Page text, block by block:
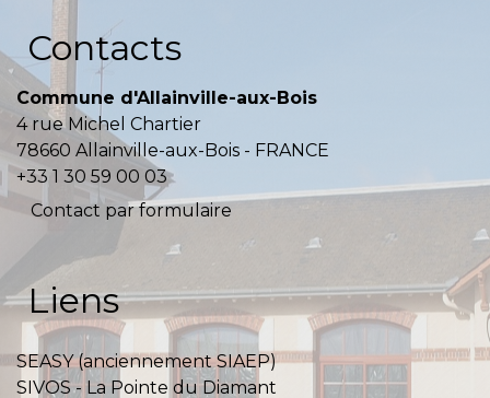
Contacts
Commune d'Allainville-aux-Bois
4 rue Michel Chartier
78660 Allainville-aux-Bois - FRANCE
+33 1 30 59 00 03
Contact par formulaire
Liens
SEASY (anciennement SIAEP)
SIVOS - La Pointe du Diamant